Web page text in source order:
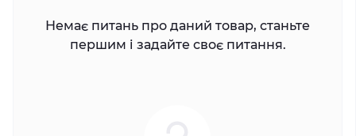
Немає питань про даний товар, станьте
першим і задайте своє питання.